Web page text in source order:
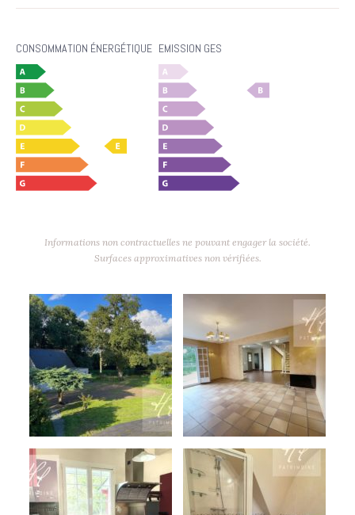
CONSOMMATION ÉNERGÉTIQUE EMISSION GES
Informations non contractuelles ne pouvant engager la société.
Surfaces approximatives non vérifiées.